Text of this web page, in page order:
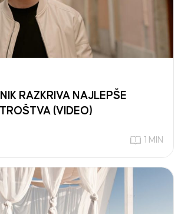
RAZKRIVA NAJLEPŠE
(VIDEO)
1 MIN